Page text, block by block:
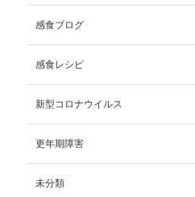
感食ブログ
感食レシピ
新型コロナウイルス
更年期障害
未分類